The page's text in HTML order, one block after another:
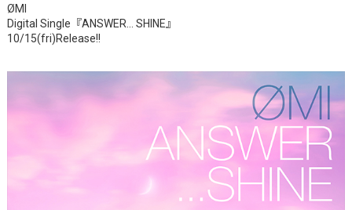
ØMI
Digital Single『ANSWER… SHINE』
10/15(fri)Release!!